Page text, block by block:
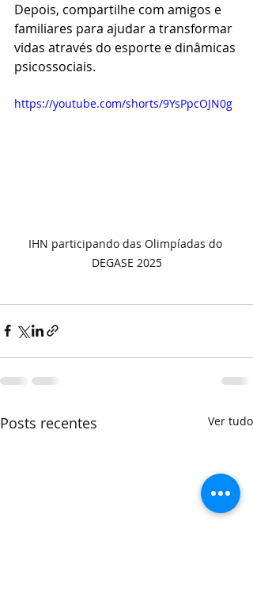
Depois, compartilhe com amigos e
familiares para ajudar a transformar
vidas através do esporte e dinâmicas
psicossociais.
https://youtube.com/shorts/9YsPpcOJN0g
IHN participando das Olimpíadas do
DEGASE 2025
Posts recentes Ver tudo